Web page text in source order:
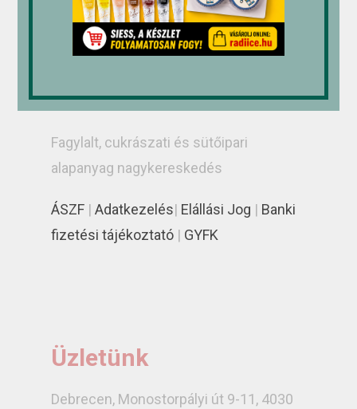
Kft.
Fagylalt, cukrászati és sütőipari
alapanyag nagykereskedés
ÁSZF | Adatkezelés| Elállási Jog | Banki
fizetési tájékoztató | GYFK
Üzletünk
Debrecen, Monostorpályi út 9-11, 4030